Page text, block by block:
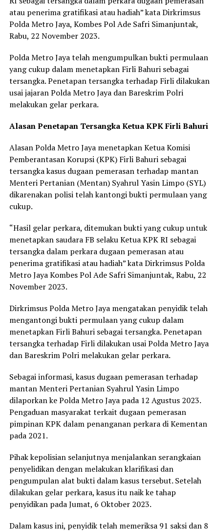
atau penerima gratifikasi atau hadiah” kata Dirkrimsus
Polda Metro Jaya, Kombes Pol Ade Safri Simanjuntak,
Rabu, 22 November 2023.
Polda Metro Jaya telah mengumpulkan bukti permulaan
yang cukup dalam menetapkan Firli Bahuri sebagai
tersangka. Penetapan tersangka terhadap Firli dilakukan
usai jajaran Polda Metro Jaya dan Bareskrim Polri
melakukan gelar perkara.
Alasan Penetapan Tersangka Ketua KPK Firli Bahuri
Alasan Polda Metro Jaya menetapkan Ketua Komisi
Pemberantasan Korupsi (KPK) Firli Bahuri sebagai
tersangka kasus dugaan pemerasan terhadap mantan
Menteri Pertanian (Mentan) Syahrul Yasin Limpo (SYL)
dikarenakan polisi telah kantongi bukti permulaan yang
cukup.
“Hasil gelar perkara, ditemukan bukti yang cukup untuk
menetapkan saudara FB selaku Ketua KPK RI sebagai
tersangka dalam perkara dugaan pemerasan atau
penerima gratifikasi atau hadiah” kata Dirkrimsus Polda
Metro Jaya Kombes Pol Ade Safri Simanjuntak, Rabu, 22
November 2023.
Dirkrimsus Polda Metro Jaya mengatakan penyidik telah
mengantongi bukti permulaan yang cukup dalam
menetapkan Firli Bahuri sebagai tersangka. Penetapan
tersangka terhadap Firli dilakukan usai Polda Metro Jaya
dan Bareskrim Polri melakukan gelar perkara.
Sebagai informasi, kasus dugaan pemerasan terhadap
mantan Menteri Pertanian Syahrul Yasin Limpo
dilaporkan ke Polda Metro Jaya pada 12 Agustus 2023.
Pengaduan masyarakat terkait dugaan pemerasan
pimpinan KPK dalam penanganan perkara di Kementan
pada 2021.
Pihak kepolisian selanjutnya menjalankan serangkaian
penyelidikan dengan melakukan klarifikasi dan
pengumpulan alat bukti dalam kasus tersebut. Setelah
dilakukan gelar perkara, kasus itu naik ke tahap
penyidikan pada Jumat, 6 Oktober 2023.
Dalam kasus ini, penyidik telah memeriksa 91 saksi dan 8